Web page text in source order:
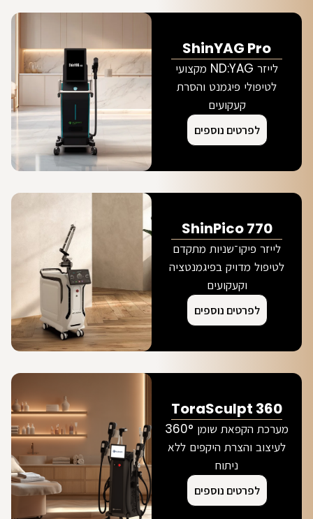
ShinYAG Pro
לייזר ND:YAG מקצועי
לטיפולי פיגמנט והסרת
קעקועים
לפרטים נוספים
ShinPico 770
לייזר פיקו־שניות מתקדם
לטיפול מדויק בפיגמנטציה
וקעקועים
לפרטים נוספים
ToraSculpt 360
מערכת הקפאת שומן 360°
לעיצוב והצרת היקפים ללא
ניתוח
לפרטים נוספים